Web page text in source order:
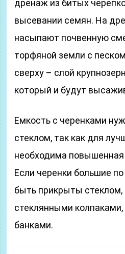
дренаж из битых
высевании семян. На
насыпают почвенную
торфяной земли с
сверху – слой
который и будут
Емкость с черенками
стеклом, так как для
необходима
Если черенки большие
быть прикрыты
стеклянными
банками.